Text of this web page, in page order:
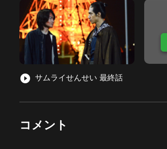
play_circle_filled サムライせんせい 最終話
コメント